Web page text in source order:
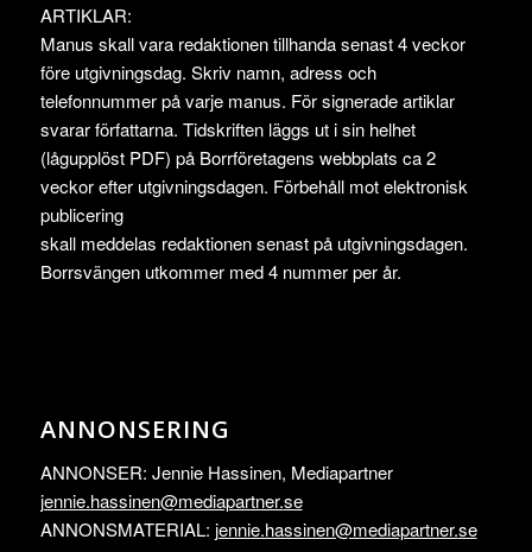
ARTIKLAR:
Manus skall vara redaktionen tillhanda senast 4 veckor
före utgivningsdag. Skriv namn, adress och
telefonnummer på varje manus. För signerade artiklar
svarar författarna. Tidskriften läggs ut i sin helhet
(lågupplöst PDF) på Borrföretagens webbplats ca 2
veckor efter utgivningsdagen. Förbehåll mot elektronisk
publicering
skall meddelas redaktionen senast på utgivningsdagen.
Borrsvängen utkommer med 4 nummer per år.
ANNONSERING
ANNONSER: Jennie Hassinen, Mediapartner
jennie.hassinen@mediapartner.se
ANNONSMATERIAL: jennie.hassinen@mediapartner.se